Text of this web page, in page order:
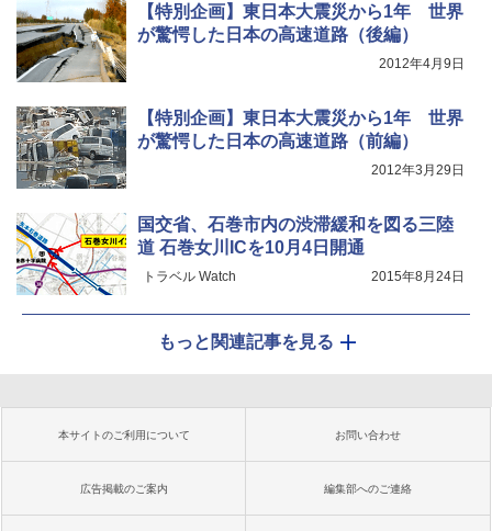
【特別企画】東日本大震災から1年 世界
が驚愕した日本の高速道路（後編）
2012年4月9日
【特別企画】東日本大震災から1年 世界
が驚愕した日本の高速道路（前編）
2012年3月29日
国交省、石巻市内の渋滞緩和を図る三陸
道 石巻女川ICを10月4日開通
トラベル Watch 2015年8月24日
もっと関連記事を見る
本サイトのご利用について お問い合わせ
広告掲載のご案内 編集部へのご連絡